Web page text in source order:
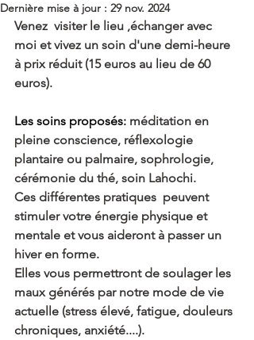
Dernière mise à jour : 29 nov. 2024
Venez  visiter le lieu ,échanger avec
moi et vivez un soin d'une demi-heure
à prix réduit (15 euros au lieu de 60
euros).
Les soins proposés: méditation en
pleine conscience, réflexologie
plantaire ou palmaire, sophrologie,
cérémonie du thé, soin Lahochi.
Ces différentes pratiques  peuvent
stimuler votre énergie physique et
mentale et vous aideront à passer un
hiver en forme.
Elles vous permettront de soulager les
maux générés par notre mode de vie
actuelle (stress élevé, fatigue, douleurs
chroniques, anxiété....).